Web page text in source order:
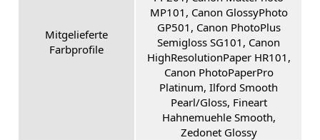
Mitgelieferte
Farbprofile
MP101, Canon GlossyPhoto
GP501, Canon PhotoPlus
Semigloss SG101, Canon
HighResolutionPaper HR101,
Canon PhotoPaperPro
Platinum, Ilford Smooth
Pearl/Gloss, Fineart
Hahnemuehle Smooth,
Zedonet Glossy